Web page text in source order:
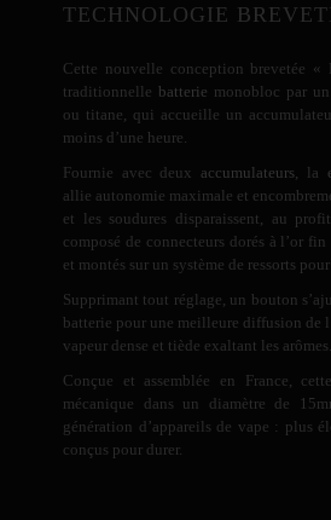
TECHNOLOGIE
Cette nouvelle conception brevetée «
traditionnelle batterie monobloc par
ou titane, qui accueille un
moins d’une heure.
Fournie avec deux accumulateurs , la
allie autonomie maximale et
et les soudures disparaissent, au
composé de connecteurs dorés à l’or
et montés sur un système de ressorts
Supprimant tout réglage, un bouton
batterie pour une meilleure diffusion de
vapeur dense et tiède exaltant les arômes.
Conçue et assemblée en France,
mécanique dans un diamètre de
génération d’appareils de vape : plus
conçus pour durer.